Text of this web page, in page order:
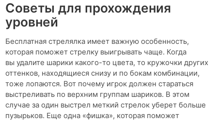
Советы для прохождения
уровней
Бесплатная стрелялка имеет важную особенность,
которая поможет стрелку выигрывать чаще. Когда
вы удалите шарики какого-то цвета, то кружочки других
оттенков, находящиеся снизу и по бокам комбинации,
тоже лопаются. Вот почему игрок должен стараться
выстреливать по верхним группам шариков. В этом
случае за один выстрел меткий стрелок уберет больше
пузырьков. Еще одна «фишка», которая поможет